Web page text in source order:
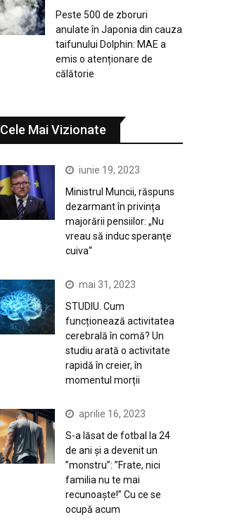
Peste 500 de zboruri
anulate în Japonia din cauza
taifunului Dolphin: MAE a
emis o atenționare de
călătorie
Cele Mai Vizionate
iunie 19, 2023
Ministrul Muncii, răspuns
dezarmant în privința
majorării pensiilor: „Nu
vreau să induc speranţe
cuiva“
mai 31, 2023
STUDIU. Cum
funcționează activitatea
cerebrală în comă? Un
studiu arată o activitate
rapidă în creier, în
momentul morții
aprilie 16, 2023
S-a lăsat de fotbal la 24
de ani și a devenit un
”monstru”: ”Frate, nici
familia nu te mai
recunoaște!” Cu ce se
ocupă acum